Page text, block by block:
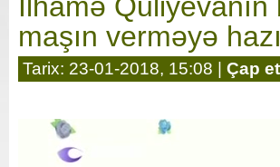
maşın verməyə
Tarix: 23-01-2018, 15:08 | Çap et